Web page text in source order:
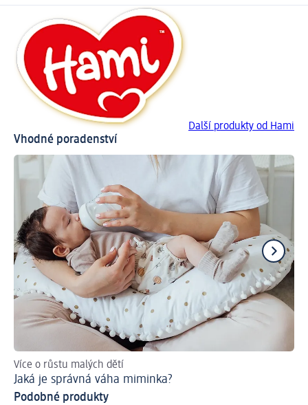
Další produkty od Hami
Vhodné poradenství
Více o růstu malých dětí
Jaká je správná váha miminka?
Podobné produkty